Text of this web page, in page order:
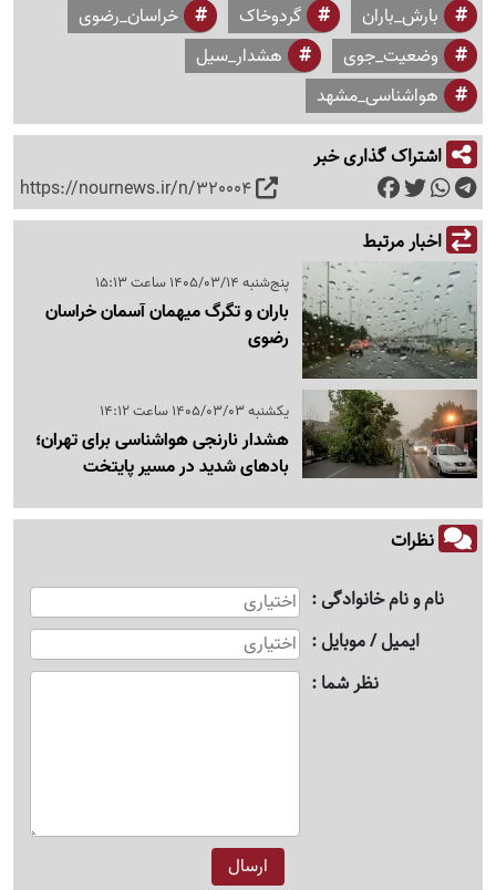
بارش_باران گردوخاک
خراسان_رضوی
وضعیت_جوی
هشدار_سیل
هواشناسی_مشهد
اشتراک گذاری خبر
https://nournews.ir/n/320004
اخبار مرتبط
پنج‌شنبه 1405/03/14 ساعت 15:13
باران و تگرگ میهمان آسمان خراسان
رضوی
یکشنبه 1405/03/03 ساعت 14:12
هشدار نارنجی هواشناسی برای تهران؛
بادهای شدید در مسیر پایتخت
نظرات
نام و نام خانوادگی
ایمیل / موبایل
نظر شما